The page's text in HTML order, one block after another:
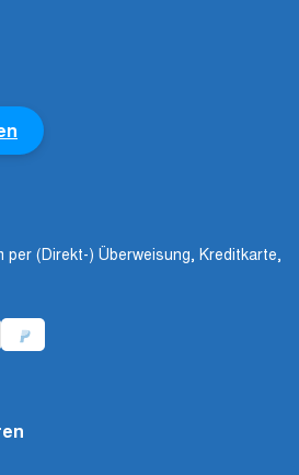
per (Direkt-) Überweisung, Kreditkarte,